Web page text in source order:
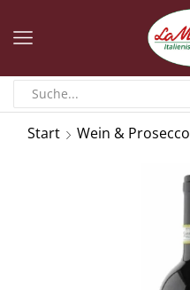
Start Wein & Prosecco